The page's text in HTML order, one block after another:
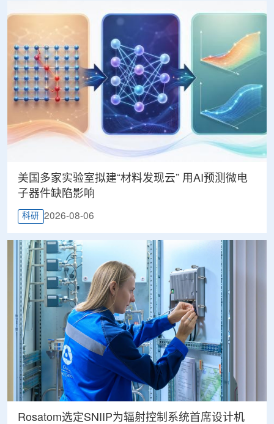
美国多家实验室拟建“材料发现云” 用AI预测微电
子器件缺陷影响
科研 2026-08-06
Rosatom选定SNIIP为辐射控制系统首席设计机